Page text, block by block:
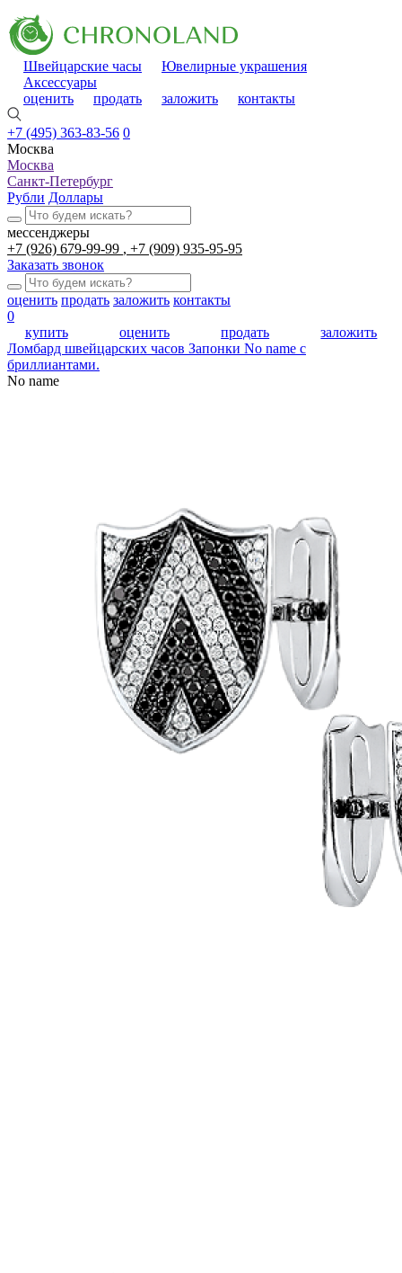
Швейцарские часы
Ювелирные украшения
Аксессуары
оценить
продать заложить контакты
+7 (495) 363-83-56 0
Москва
Москва
Санкт-Петербург
Рубли Доллары
мессенджеры
+7 (926) 679-99-99
+7 (909) 935-95-95
Заказать звонок
оценить продать заложить контакты
0
купить
оценить продать
заложить
Ломбард швейцарских часов Запонки No name с
бриллиантами.
No name